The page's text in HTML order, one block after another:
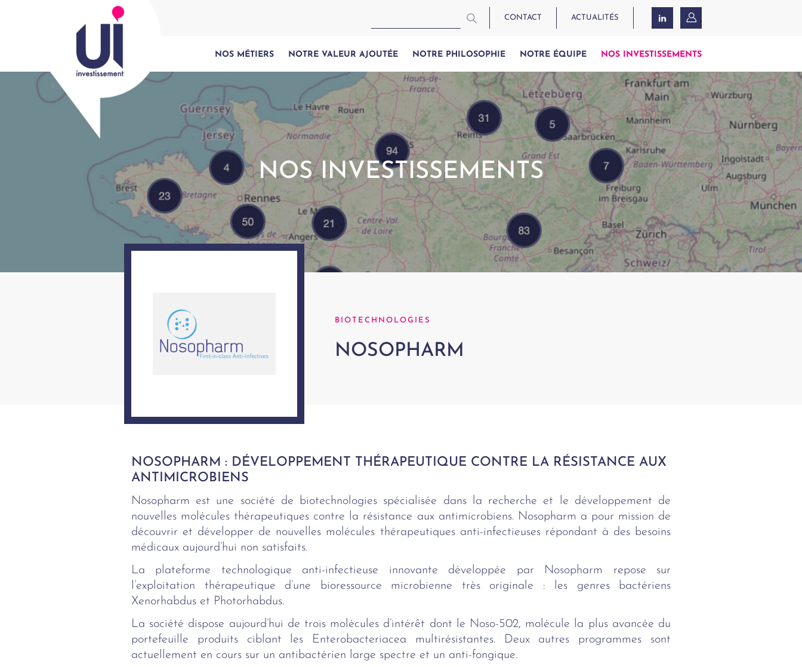
CONTACT ACTUALITÉS
NOS MÉTIERS NOTRE VALEUR AJOUTÉE NOTRE PHILOSOPHIE NOTRE ÉQUIPE NOS INVESTISSEMENTS
NOS INVESTISSEMENTS
BIOTECHNOLOGIES
NOSOPHARM
NOSOPHARM : DÉVELOPPEMENT THÉRAPEUTIQUE CONTRE LA RÉSISTANCE AUX
ANTIMICROBIENS
Nosopharm est une société de biotechnologies spécialisée dans la recherche et le développement de
nouvelles molécules thérapeutiques contre la résistance aux antimicrobiens. Nosopharm a pour mission de
découvrir et développer de nouvelles molécules thérapeutiques anti-infectieuses répondant à des besoins
médicaux aujourd’hui non satisfaits.
La plateforme technologique anti-infectieuse innovante développée par Nosopharm repose sur
l’exploitation thérapeutique d’une bioressource microbienne très originale : les genres bactériens
Xenorhabdus et Photorhabdus.
La société dispose aujourd’hui de trois molécules d’intérêt dont le Noso-502, molécule la plus avancée du
portefeuille produits ciblant les Enterobacteriacea multirésistantes. Deux autres programmes sont
actuellement en cours sur un antibactérien large spectre et un anti-fongique.